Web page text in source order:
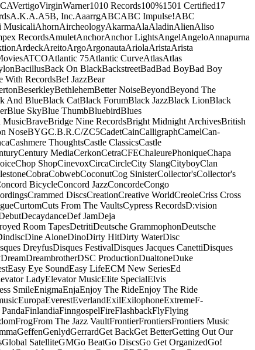
VertigoVirginWarner1010 Records100%1501 Certified17
A.K.A.A5B, Inc.AaarrgABCABC Impulse!ABC
MusicaliAhornAircheologyAkarmaAlaAladinAlienAliso
RecordsAmuletAnchorAnchor LightsAngelAngeloAnnapurna
ArdeckAreitoArgoArgonautaAriolaAristaArista
ATCOAtlantic 75Atlantic CurveAtlasAtlas
BacillusBack On BlackBackstreetBadBad BoyBad Boy
With RecordsBe! JazzBear
BeserkleyBethlehemBetter NoiseBeyondBeyond The
And BlueBlack CatBlack ForumBlack JazzBlack LionBlack
Blue SkyBlue ThumbBluebirdBlues
MusicBraveBridge Nine RecordsBright Midnight ArchivesBritish
NoseBYGC.B.R.C/ZC5CadetCainCalligraphCamelCan-
Cashmere ThoughtsCastle ClassicsCastle
Century MediaCerkonCetraCFEChaleurePhoniqueChapa
Chop ShopCinevoxCircaCircleCity SlangCityboyClan
CobraCobwebCoconutCog SinisterCollector'sCollector's
BicycleConcord JazzConcordeCongo
Crammed DiscsCreationCreative WorldCreoleCriss Cross
CurtomCuts From The VaultsCypress RecordsD:vision
DecaydanceDef JamDeja
Room TapesDetritiDeutsche GrammophonDeutsche
Dine AloneDinoDirty HitDirty WaterDisc
DreyfusDisques FestivalDisques Jacques CanettiDisques
DreamDreambrotherDSC ProductionDualtoneDuke
Easy Eye SoundEasy LifeECM New SeriesEd
LadyElevator MusicElite SpecialElvis
SmileEnigmaEnjaEnjoy The RideEnjoy The Ride
EuropaEverestEverlandExilExilophoneExtremeF-
FinlandiaFinngospelFireFlashbackFlyFlying
FrogFrom The Jazz VaultFrontierFrontiersFrontiers Music
GeffenGenlydGerrardGet BackGet BetterGetting Out Our
Global SatelliteGMGo BeatGo DiscsGo Get OrganizedGo!